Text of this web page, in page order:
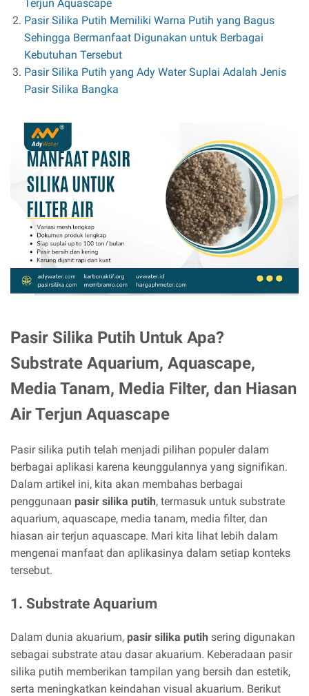
Terjun Aquascape
Pasir Silika Putih Memiliki Warna Putih yang Bagus
Sehingga Bermanfaat Digunakan untuk Berbagai
Kebutuhan Tersebut
Pasir Silika Putih yang Ady Water Suplai Adalah Jenis
Pasir Silika Bangka
Pasir Silika Putih Untuk Apa?
Substrate Aquarium, Aquascape,
Media Tanam, Media Filter, dan Hiasan
Air Terjun Aquascape
Pasir silika putih telah menjadi pilihan populer dalam
berbagai aplikasi karena keunggulannya yang signifikan.
Dalam artikel ini, kita akan membahas berbagai
penggunaan pasir silika putih, termasuk untuk substrate
aquarium, aquascape, media tanam, media filter, dan
hiasan air terjun aquascape. Mari kita lihat lebih dalam
mengenai manfaat dan aplikasinya dalam setiap konteks
tersebut.
1. Substrate Aquarium
Dalam dunia akuarium, pasir silika putih sering digunakan
sebagai substrate atau dasar akuarium. Keberadaan pasir
silika putih memberikan tampilan yang bersih dan estetik,
serta meningkatkan keindahan visual akuarium. Berikut